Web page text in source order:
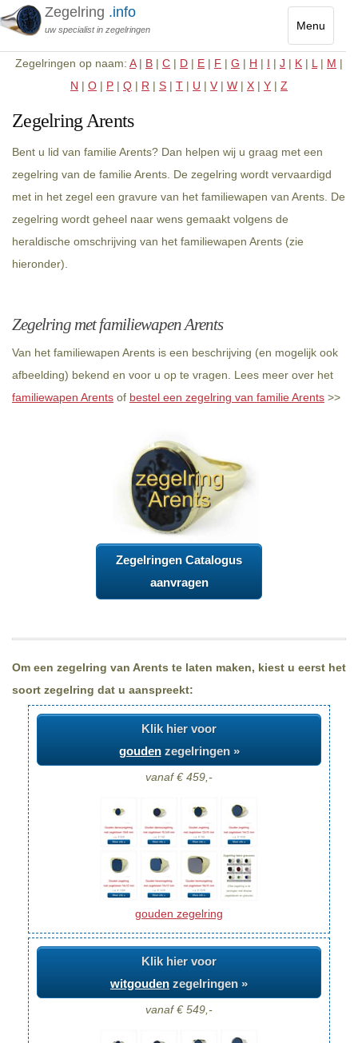
Menu
Toggle
Zegelring .info
uw specialist in zegelringen
Zegelringen op naam: A| B | C | D | E | F | G | H | I | J | K | L | M |
N | O | P | Q | R | S | T | U | V | W | X | Y | Z
Zegelring Arents
Bent u lid van familie Arents? Dan helpen wij u graag met een
zegelring van de familie Arents. De zegelring wordt vervaardigd
met in het zegel een gravure van het familiewapen van Arents. De
zegelring wordt geheel naar wens gemaakt volgens de
heraldische omschrijving van het familiewapen Arents (zie
hieronder).
Zegelring met familiewapen Arents
Van het familiewapen Arents is een beschrijving (en mogelijk ook
afbeelding) bekend en voor u op te vragen. Lees meer over het
familiewapen Arents of bestel een zegelring van familie Arents >>
Zegelringen Catalogus
aanvragen
Om een zegelring van Arents te laten maken, kiest u eerst het
soort zegelring dat u aanspreekt:
Klik hier voor
goudenzegelringen »
vanaf € 459,-
gouden zegelring
Klik hier voor
witgouden zegelringen »
vanaf € 549,-